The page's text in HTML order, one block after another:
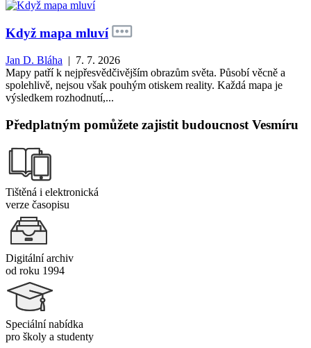
Když mapa mluví
Jan D. Bláha | 7. 7. 2026
Mapy patří k nejpřesvědčivějším obrazům světa. Působí věcně a
spolehlivě, nejsou však pouhým otiskem reality. Každá mapa je
výsledkem rozhodnutí,...
Předplatným pomůžete zajistit budoucnost Vesmíru
Tištěná i elektronická
verze časopisu
Digitální archiv
od roku 1994
Speciální nabídka
pro školy a studenty